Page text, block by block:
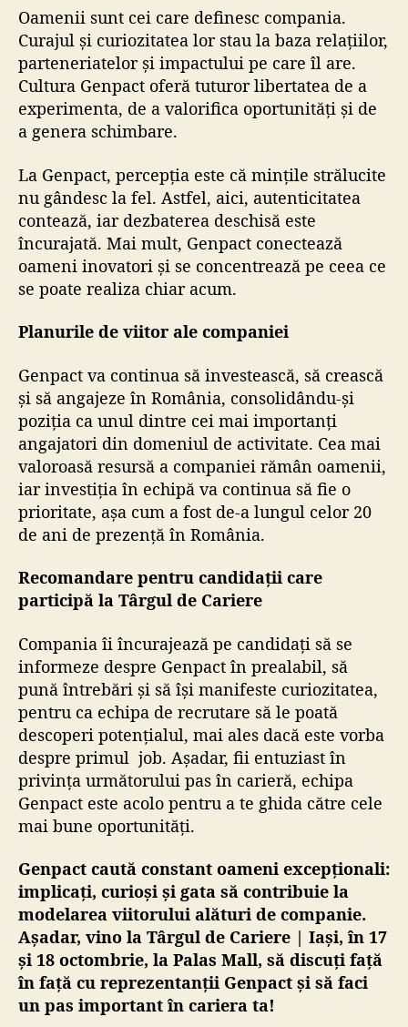
Oamenii sunt cei care definesc compania.
Curajul și curiozitatea lor stau la baza relațiilor,
parteneriatelor și impactului pe care îl are.
Cultura Genpact oferă tuturor libertatea de a
experimenta, de a valorifica oportunități și de
a genera schimbare.
La Genpact, percepția este că mințile strălucite
nu gândesc la fel. Astfel, aici, autenticitatea
contează, iar dezbaterea deschisă este
încurajată. Mai mult, Genpact conectează
oameni inovatori și se concentrează pe ceea ce
se poate realiza chiar acum.
Planurile de viitor ale companiei
Genpact va continua să investească, să crească
și să angajeze în România, consolidându-și
poziția ca unul dintre cei mai importanți
angajatori din domeniul de activitate. Cea mai
valoroasă resursă a companiei rămân oamenii,
iar investiția în echipă va continua să fie o
prioritate, așa cum a fost de-a lungul celor 20
de ani de prezență în România.
Recomandare pentru candidații care
participă la Târgul de Cariere
Compania îi încurajează pe candidați să se
informeze despre Genpact în prealabil, să
pună întrebări și să își manifeste curiozitatea,
pentru ca echipa de recrutare să le poată
descoperi potențialul, mai ales dacă este vorba
despre primul job. Așadar, fii entuziast în
privința următorului pas în carieră, echipa
Genpact este acolo pentru a te ghida către cele
mai bune oportunități.
Genpact caută constant oameni excepționali:
implicați, curioși și gata să contribuie la
modelarea viitorului alături de companie.
Așadar, vino la Târgul de Cariere | Iași, în 17
și 18 octombrie, la Palas Mall, să discuți față
în față cu reprezentanții Genpact și să faci
un pas important în cariera ta!